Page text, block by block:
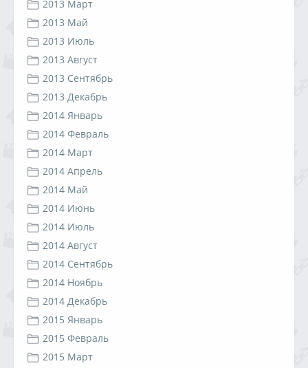
2013 Март
2013 Май
2013 Июль
2013 Август
2013 Сентябрь
2013 Декабрь
2014 Январь
2014 Февраль
2014 Март
2014 Апрель
2014 Май
2014 Июнь
2014 Июль
2014 Август
2014 Сентябрь
2014 Ноябрь
2014 Декабрь
2015 Январь
2015 Февраль
2015 Март